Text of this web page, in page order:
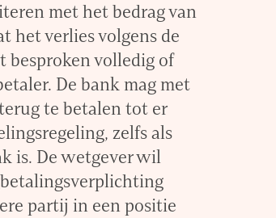
met het bedrag van
het verlies volgens de
besproken volledig of
De bank mag met
te betalen tot er
zelfs als
is. De wetgever wil
partij in een positie